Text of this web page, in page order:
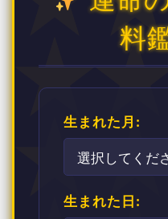
料
生まれた月:
生まれた日: